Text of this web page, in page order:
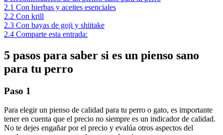
2.1 Con hierbas y aceites esenciales
2.2 Con krill
2.3 Con bayas de goji y shiitake
2.4 Comparte esta entrada:
5 pasos para saber si es un pienso sano
para tu perro
Paso 1
Para elegir un pienso de calidad para tu perro o gato, es importante
tener en cuenta que el precio no siempre es un indicador de calidad.
No te dejes engañar por el precio y evalúa otros aspectos del